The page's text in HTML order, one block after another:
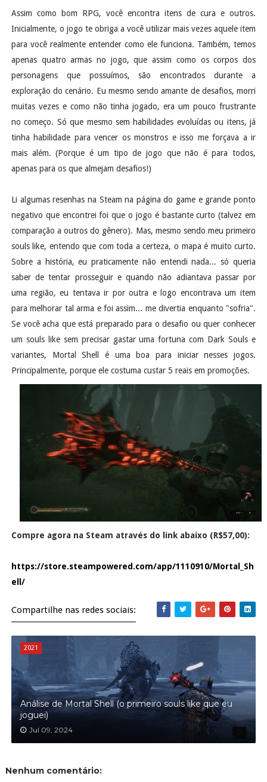
Assim como bom RPG, você encontra itens de cura e outros.
Inicialmente, o jogo te obriga a você utilizar mais vezes aquele item
para você realmente entender como ele funciona. Também, temos
apenas quatro armas no jogo, que assim como os corpos dos
personagens que possuímos, são encontrados durante a
exploração do cenário. Eu mesmo sendo amante de desafios, morri
muitas vezes e como não tinha jogado, era um pouco frustrante
no começo. Só que mesmo sem habilidades evoluídas ou itens, já
tinha habilidade para vencer os monstros e isso me forçava a ir
mais além. (Porque é um tipo de jogo que não é para todos,
apenas para os que almejam desafios!)
Li algumas resenhas na Steam na página do game e grande ponto
negativo que encontrei foi que o jogo é bastante curto (talvez em
comparação a outros do gênero). Mas, mesmo sendo meu primeiro
souls like, entendo que com toda a certeza, o mapa é muito curto.
Sobre a história, eu praticamente não entendi nada... só queria
saber de tentar prosseguir e quando não adiantava passar por
uma região, eu tentava ir por outra e logo encontrava um item
para melhorar tal arma e foi assim... me divertia enquanto "sofria".
Se você acha que está preparado para o desafio ou quer conhecer
um souls like sem precisar gastar uma fortuna com Dark Souls e
variantes, Mortal Shell é uma boa para iniciar nesses jogos.
Principalmente, porque ele costuma custar 5 reais em promoções.
Compre agora na Steam através do link abaixo (R$57,00):
https://store.steampowered.com/app/1110910/Mortal_Sh
ell/
Compartilhe nas redes sociais:
2021
Análise de Mortal Shell (o primeiro souls like que eu
joguei)
Jul 09, 2024
Nenhum comentário: